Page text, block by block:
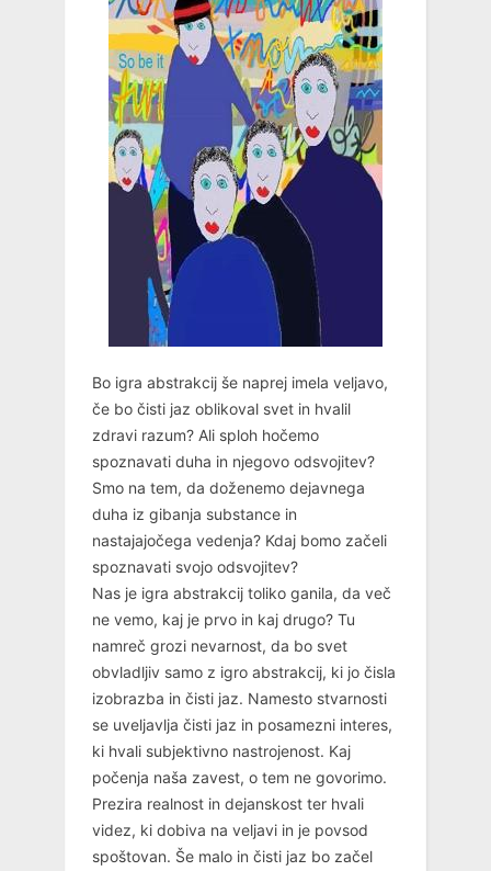
Bo igra abstrakcij še naprej imela veljavo,
če bo čisti jaz oblikoval svet in hvalil
zdravi razum? Ali sploh hočemo
spoznavati duha in njegovo odsvojitev?
Smo na tem, da doženemo dejavnega
duha iz gibanja substance in
nastajajočega vedenja? Kdaj bomo začeli
spoznavati svojo odsvojitev?
Nas je igra abstrakcij toliko ganila, da več
ne vemo, kaj je prvo in kaj drugo? Tu
namreč grozi nevarnost, da bo svet
obvladljiv samo z igro abstrakcij, ki jo čisla
izobrazba in čisti jaz. Namesto stvarnosti
se uveljavlja čisti jaz in posamezni interes,
ki hvali subjektivno nastrojenost. Kaj
počenja naša zavest, o tem ne govorimo.
Prezira realnost in dejanskost ter hvali
videz, ki dobiva na veljavi in je povsod
spoštovan. Še malo in čisti jaz bo začel